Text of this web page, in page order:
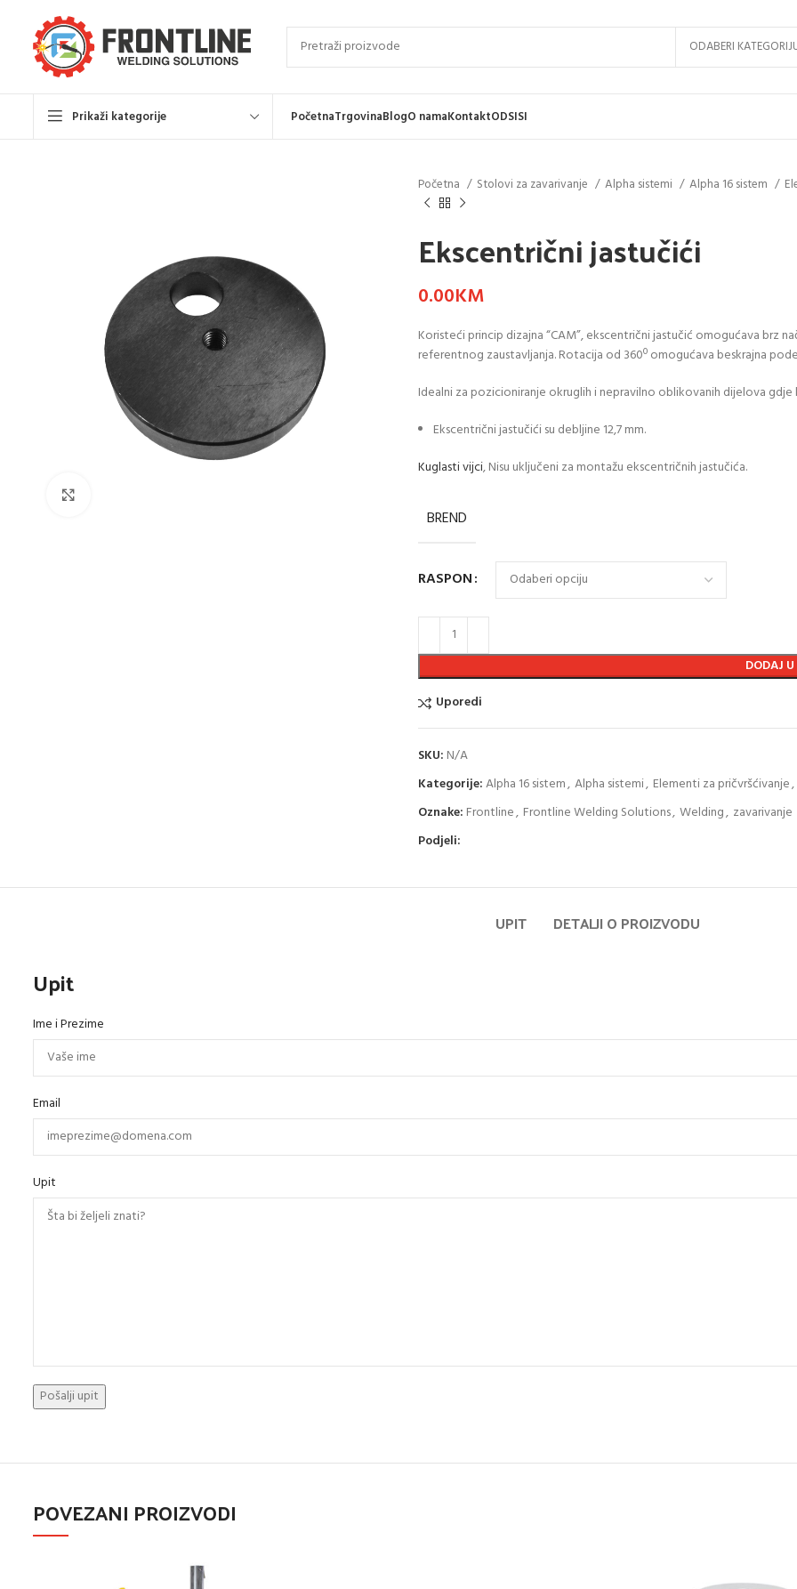
ODABERI
Prikaži kategorije PočetnaTrgovinaBlogO namaKontaktODSISI
Početna Stolovi za zavarivanje Alpha sistemi Alpha 16 sistem
Ekscentrični jastučići
0.00KM
Koristeći princip dizajna “CAM”, ekscentrični jastučić omogućava brz
referentnog zaustavljanja. Rotacija od 360º omogućava beskrajna
Idealni za pozicioniranje okruglih i nepravilno oblikovanih dijelova
Ekscentrični jastučići su debljine 12,7 mm.
Kuglasti vijci, Nisu uključeni za montažu ekscentričnih jastučića.
BREND
RASPON
DODAJ
Uporedi
SKU: N/A
Kategorije:Alpha 16 sistem, Alpha sistemi, Elementi za pričvršćivanje,
Oznake: Frontline, Frontline Welding Solutions, Welding, zavarivanje
Podjeli:
UPIT DETALJI O PROIZVODU
Upit
Ime i Prezime
Email
Upit
POVEZANI PROIZVODI